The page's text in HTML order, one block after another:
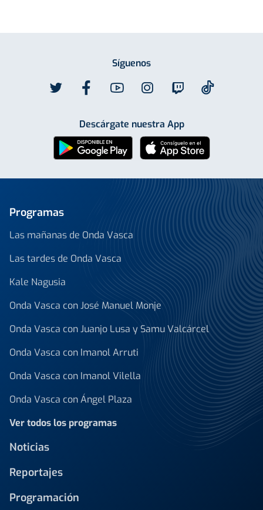
Síguenos
Descárgate nuestra App
Programas
Las mañanas de Onda Vasca
Las tardes de Onda Vasca
Kale Nagusia
Onda Vasca con José Manuel Monje
Onda Vasca con Juanjo Lusa y Samu Valcárcel
Onda Vasca con Imanol Arruti
Onda Vasca con Imanol Vilella
Onda Vasca con Ángel Plaza
Ver todos los programas
Noticias
Reportajes
Programación